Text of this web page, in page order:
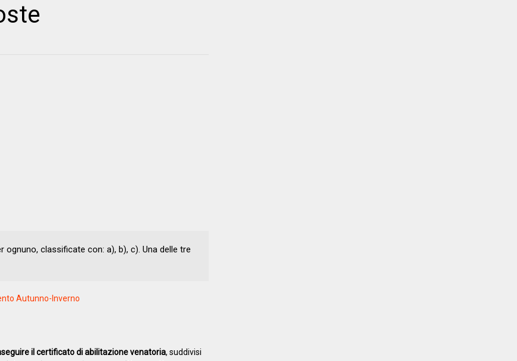
classificate con: a), b), c). Una delle tre
Autunno-Inverno
il certificato di abilitazione venatoria, suddivisi